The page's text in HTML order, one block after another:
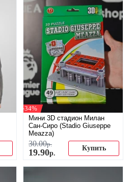
-34%
Мини 3D стадион Милан
Сан-Сиро (Stadio Giuseppe
Meazza)
30.00р.
19.90р.
Купить